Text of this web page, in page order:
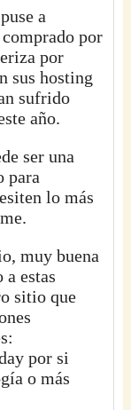
a
por
por
sus hosting
sufrido
año.
ser una
para
lo más
muy buena
estas
sitio que
por si
o más